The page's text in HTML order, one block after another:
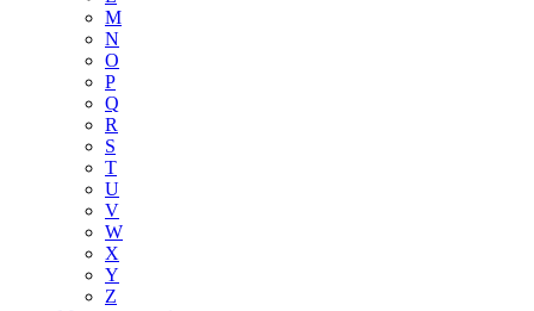
M
N
O
P
Q
R
S
T
U
V
W
X
Y
Z